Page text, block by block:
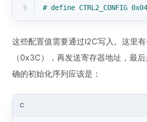
6
# define CTRL2_CONFIG 0x04
这些配置值需要通过I2C写入。这里
（0x3C），再发送寄存器地址，最
确的初始化序列应该是：
C